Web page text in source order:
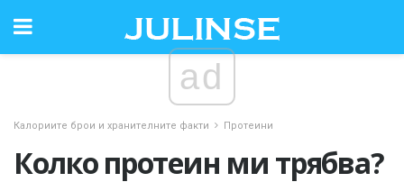
ad
Калориите брои и хранителните факти Протеини
Колко протеин ми трябва?